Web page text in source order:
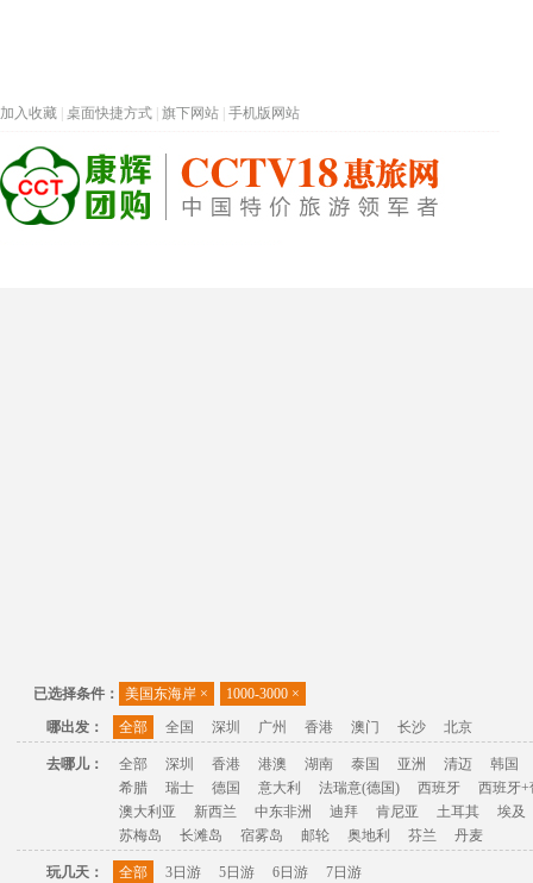
加入收藏 桌面快捷方式 旗下网站 手机版网站
已选择条件： 美国东海岸 × 1000-3000 ×
哪出发：
全部 全国 深圳 广州 香港 澳门 长沙 北京
去哪儿： 全部 深圳 香港 港澳 湖南 泰国 亚洲 清迈
韩国
希腊
瑞士 德国 意大利 法瑞意(德国) 西班牙
西班牙+
澳大利亚
新西兰 中东非洲 迪拜 肯尼亚 土耳其
埃及
苏梅岛
长滩岛 宿雾岛 邮轮 奥地利 芬兰 丹麦
玩几天： 全部 3日游 5日游 6日游 7日游